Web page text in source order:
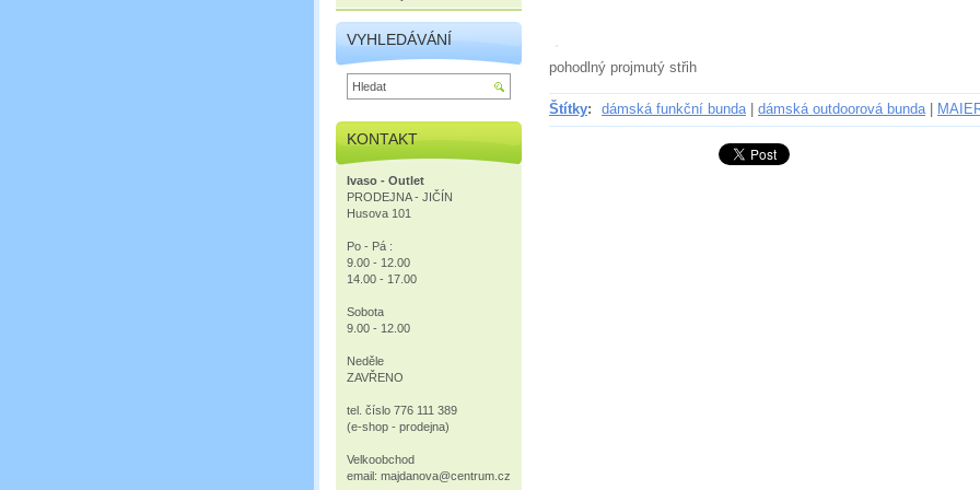
pohodlný projmutý střih
Štítky: dámská funkční bunda dámská outdoorová bunda
VYHLEDÁVÁNÍ
KONTAKT
Ivaso - Outlet
PRODEJNA - JIČÍN
Husova 101
Po - Pá :
9.00 - 12.00
14.00 - 17.00
Sobota
9.00 - 12.00
Neděle
ZAVŘENO
tel. číslo 776 111 389
(e-shop - prodejna)
Velkoobchod
email: majdanova@centrum.cz